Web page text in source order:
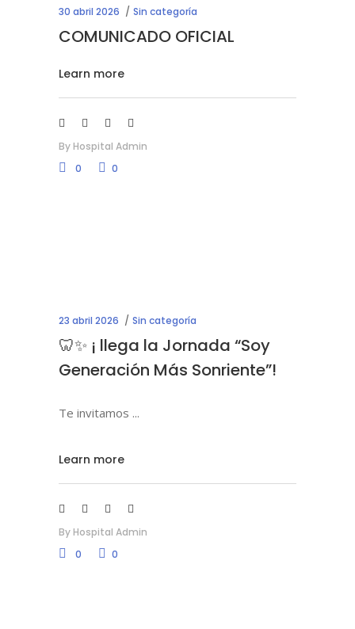
30 abril 2026 Sin categoría
COMUNICADO OFICIAL
Learn more
By Hospital Admin
0
0
23 abril 2026 Sin categoría
🦷✨ ¡ llega la Jornada “Soy
Generación Más Sonriente”!
Te invitamos
Learn more
By Hospital Admin
0
0